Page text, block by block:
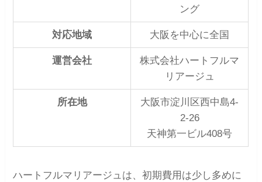
ング
対応地域 大阪を中心に全国
運営会社
株式会社ハートフルマ
リアージュ
所在地
大阪市淀川区西中島4-
2-26
天神第一ビル408号
ハートフルマリアージュは、初期費用は少し多めに